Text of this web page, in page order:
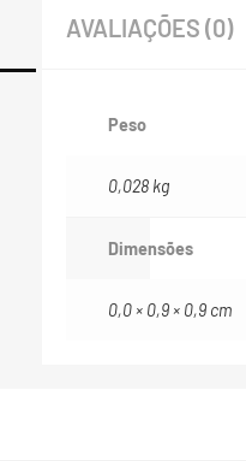
AVALIAÇÕES (0)
Peso
0,028 kg
Dimensões
0,0 × 0,9 × 0,9 cm